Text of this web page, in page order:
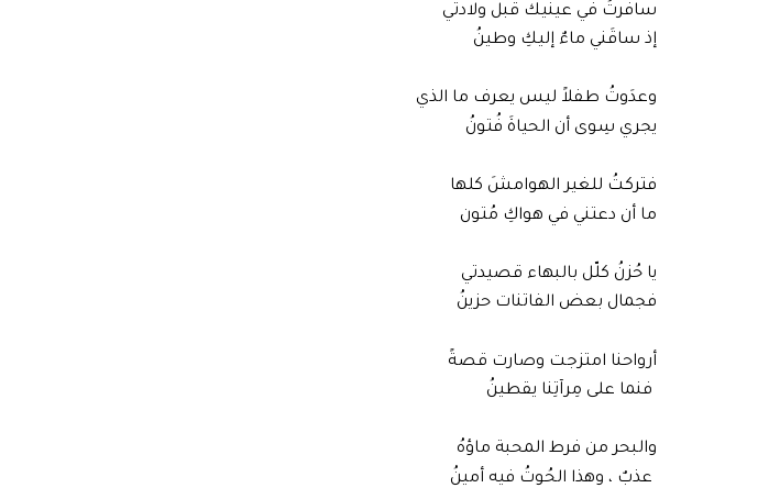
سافرتُ في عينيك قبل ولادتي
إذ ساقَني ماءٌ إليكِ وطينُ
وعدَوتُ طفلاً ليس يعرف ما الذي
يجري سِوى أن الحياةَ فُتونُ
فتركتُ للغير الهوامشَ كلها
ما أن دعتني في هواكِ مُتون
يا حُزنُ كلّل بالبهاء قصيدتي
فجمال بعض الفاتنات حزينُ
أرواحنا امتزجت وصارت قصةً
فنما على مِرآتِنا يقطينُ
والبحر من فرط المحبة ماؤهُ
عذبٌ ، وهذا الحُوتُ فيه أمينُ